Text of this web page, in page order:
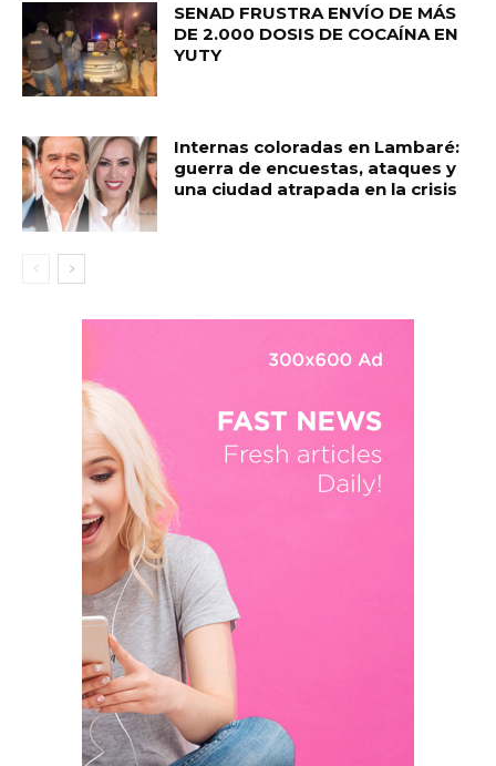
SENAD FRUSTRA ENVÍO DE MÁS
DE 2.000 DOSIS DE COCAÍNA EN
YUTY
Internas coloradas en Lambaré:
guerra de encuestas, ataques y
una ciudad atrapada en la crisis